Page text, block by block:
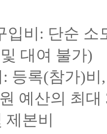
입비 : 단순 소
대여 불가)
: 등록(참가)비
예산의 최대
제본비